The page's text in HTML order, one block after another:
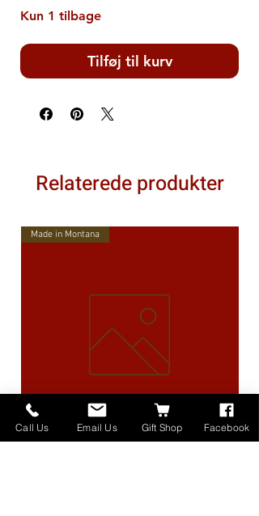
Kun 1 tilbage
Tilføj til kurv
Relaterede produkter
Made in Montana
Call Us Email Us Gift Shop Facebook